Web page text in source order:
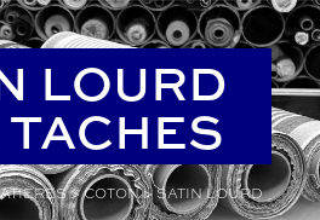
LOURD
>COTON>SATIN LOURD